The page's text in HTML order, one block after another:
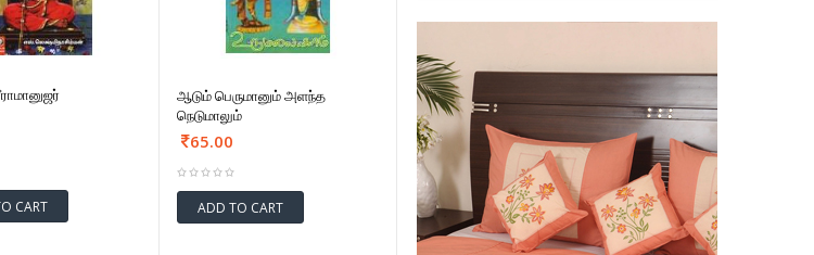
CART
ஆடும் பெருமானும் அளந்த
நெடுமாலும்
65.00
ADD TO CART